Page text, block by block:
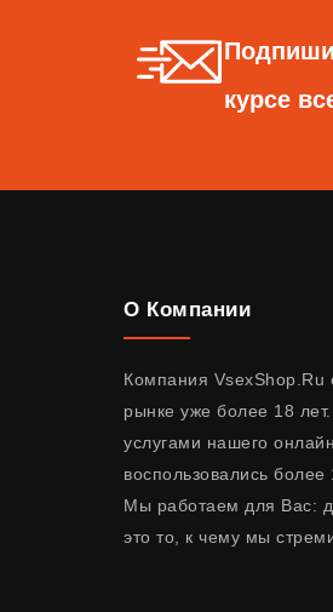
курсе
О Компании
Компания VsexShop.Ru
рынке уже более 18
услугами нашего
воспользовались более
Мы работаем для Вас:
это то, к чему мы